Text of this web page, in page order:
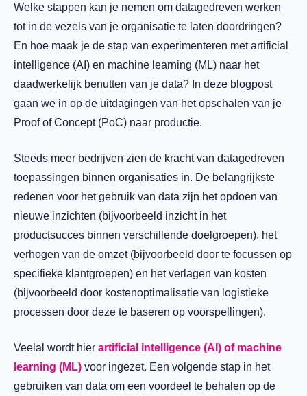
Welke stappen kan je nemen om datagedreven werken
tot in de vezels van je organisatie te laten doordringen?
En hoe maak je de stap van experimenteren met artificial
intelligence (AI) en machine learning (ML) naar het
daadwerkelijk benutten van je data? In deze blogpost
gaan we in op de uitdagingen van het opschalen van je
Proof of Concept (PoC) naar productie.
Steeds meer bedrijven zien de kracht van datagedreven
toepassingen binnen organisaties in. De belangrijkste
redenen voor het gebruik van data zijn het opdoen van
nieuwe inzichten (bijvoorbeeld inzicht in het
productsucces binnen verschillende doelgroepen), het
verhogen van de omzet (bijvoorbeeld door te focussen op
specifieke klantgroepen) en het verlagen van kosten
(bijvoorbeeld door kostenoptimalisatie van logistieke
processen door deze te baseren op voorspellingen).
Veelal wordt hier artificial intelligence (AI) of machine
learning (ML) voor ingezet. Een volgende stap in het
gebruiken van data om een voordeel te behalen op de